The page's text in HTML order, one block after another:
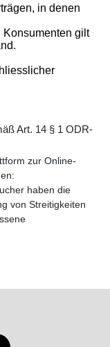
in denen
Konsumenten gilt
Art. 14 § 1 ODR-
zur Online-
haben die
von Streitigkeiten